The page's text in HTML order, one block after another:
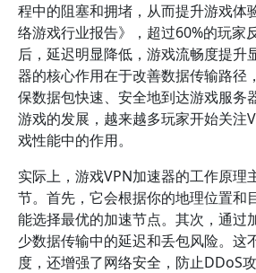
程中的阻塞和拥堵，从而提升游戏体
络游戏行业报告》，超过60%的玩家
后，延迟明显降低，游戏流畅度提升
器的核心作用在于改善数据传输路径
保数据包快速、安全地到达游戏服务
游戏的发展，越来越多玩家开始关注
戏性能中的作用。
实际上，游戏VPN加速器的工作原理
节。首先，它会根据你的地理位置和
能选择最优的加速节点。其次，通过
少数据传输中的延迟和丢包风险。这
度，还增强了网络安全，防止DDoS